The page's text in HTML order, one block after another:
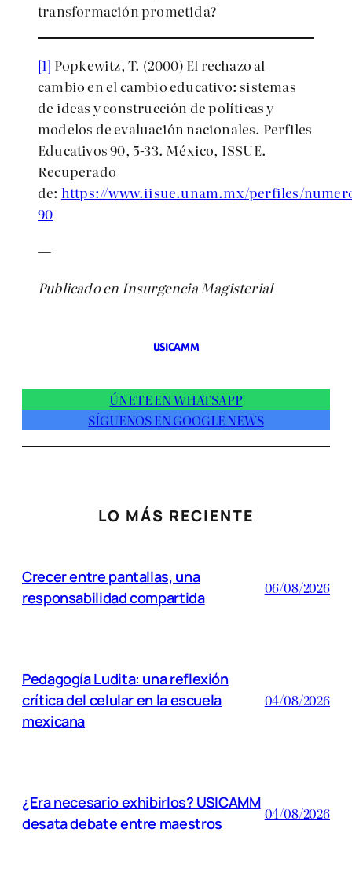
transformación prometida?
[1] Popkewitz, T. (2000) El rechazo al
cambio en el cambio educativo: sistemas
de ideas y construcción de políticas y
modelos de evaluación nacionales. Perfiles
Educativos 90, 5-33. México, ISSUE.
Recuperado
de: https://www.iisue.unam.mx/perfiles/
90
—
Publicado en Insurgencia Magisterial
USICAMM
ÚNETE EN WHATSAPP
SÍGUENOS EN GOOGLE NEWS
LO MÁS RECIENTE
Crecer entre pantallas, una
responsabilidad compartida
06/08/2026
Pedagogía Ludita: una reflexión
crítica del celular en la escuela
mexicana
04/08/2026
¿Era necesario exhibirlos? USICAMM
desata debate entre maestros
04/08/2026